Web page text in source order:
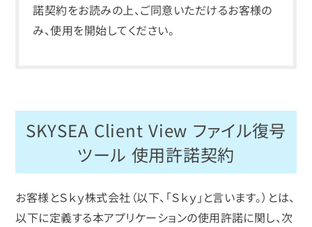
諾契約をお読みの上、ご同意いただけるお客様の
み、使用を開始してください。
SKYSEA Client View ファイル復号
ツール 使用許諾契約
お客様とＳｋｙ株式会社（以下、「Ｓｋｙ」と言います。）とは、
以下に定義する本アプリケーションの使用許諾に関し、次